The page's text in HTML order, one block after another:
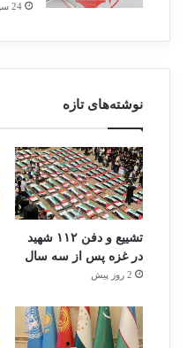
24 سپتامبر 2025
نوشته‌های تازه
تشییع و دفن ۱۱۲ شهید
در غزه پس از سه سال
2 روز پیش